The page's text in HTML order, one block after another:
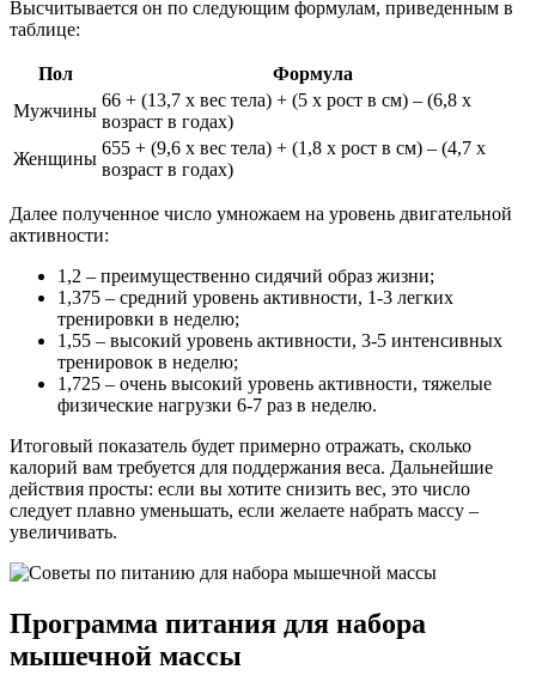
Высчитывается он по следующим формулам, приведенным в
таблице:
Пол
Формула
Мужчины
66 + (13,7 х вес тела) + (5 х рост в см) – (6,8 х
возраст в годах)
Женщины
655 + (9,6 х вес тела) + (1,8 х рост в см) – (4,7 х
возраст в годах)
Далее полученное число умножаем на уровень двигательной
активности:
1,2 – преимущественно сидячий образ жизни;
1,375 – средний уровень активности, 1-3 легких
тренировки в неделю;
1,55 – высокий уровень активности, 3-5 интенсивных
тренировок в неделю;
1,725 – очень высокий уровень активности, тяжелые
физические нагрузки 6-7 раз в неделю.
Итоговый показатель будет примерно отражать, сколько
калорий вам требуется для поддержания веса. Дальнейшие
действия просты: если вы хотите снизить вес, это число
следует плавно уменьшать, если желаете набрать массу –
увеличивать.
Программа питания для набора
мышечной массы